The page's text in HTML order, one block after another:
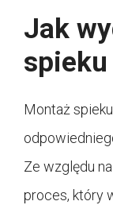
Jak
Montaż
Ze względu
proces, który